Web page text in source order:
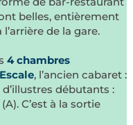
belles, entièrement
l’arrière de la gare.
4 chambres
, l’ancien cabaret :
débutants :
C’est à la sortie